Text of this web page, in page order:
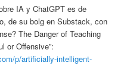
IA y ChatGPT es de
de su bolg en Substack, con
The Danger of Teaching
or Offensive”:
p/artificially-intelligent-